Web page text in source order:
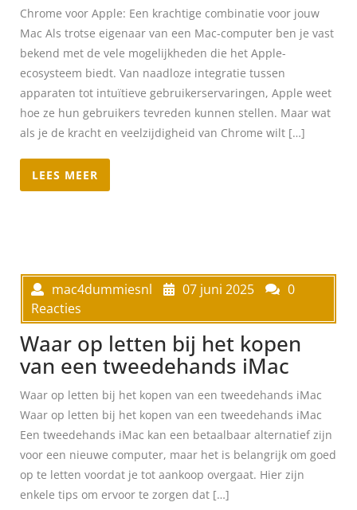
Chrome voor Apple: Een krachtige combinatie voor jouw
Mac Als trotse eigenaar van een Mac-computer ben je vast
bekend met de vele mogelijkheden die het Apple-
ecosysteem biedt. Van naadloze integratie tussen
apparaten tot intuïtieve gebruikerservaringen, Apple weet
hoe ze hun gebruikers tevreden kunnen stellen. Maar wat
als je de kracht en veelzijdigheid van Chrome wilt […]
LEES MEER
mac4dummiesnl 07 juni 2025
0
Reacties
Waar op letten bij het kopen
van een tweedehands iMac
Waar op letten bij het kopen van een tweedehands iMac
Waar op letten bij het kopen van een tweedehands iMac
Een tweedehands iMac kan een betaalbaar alternatief zijn
voor een nieuwe computer, maar het is belangrijk om goed
op te letten voordat je tot aankoop overgaat. Hier zijn
enkele tips om ervoor te zorgen dat […]